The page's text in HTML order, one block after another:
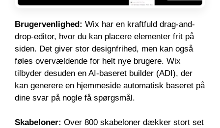
Brugervenlighed: Wix har en kraftfuld drag-and-
drop-editor, hvor du kan placere elementer frit på
siden. Det giver stor designfrihed, men kan også
føles overvældende for helt nye brugere. Wix
tilbyder desuden en AI-baseret builder (ADI), der
kan generere en hjemmeside automatisk baseret på
dine svar på nogle få spørgsmål.
Skabeloner: Over 800 skabeloner dækker stort set